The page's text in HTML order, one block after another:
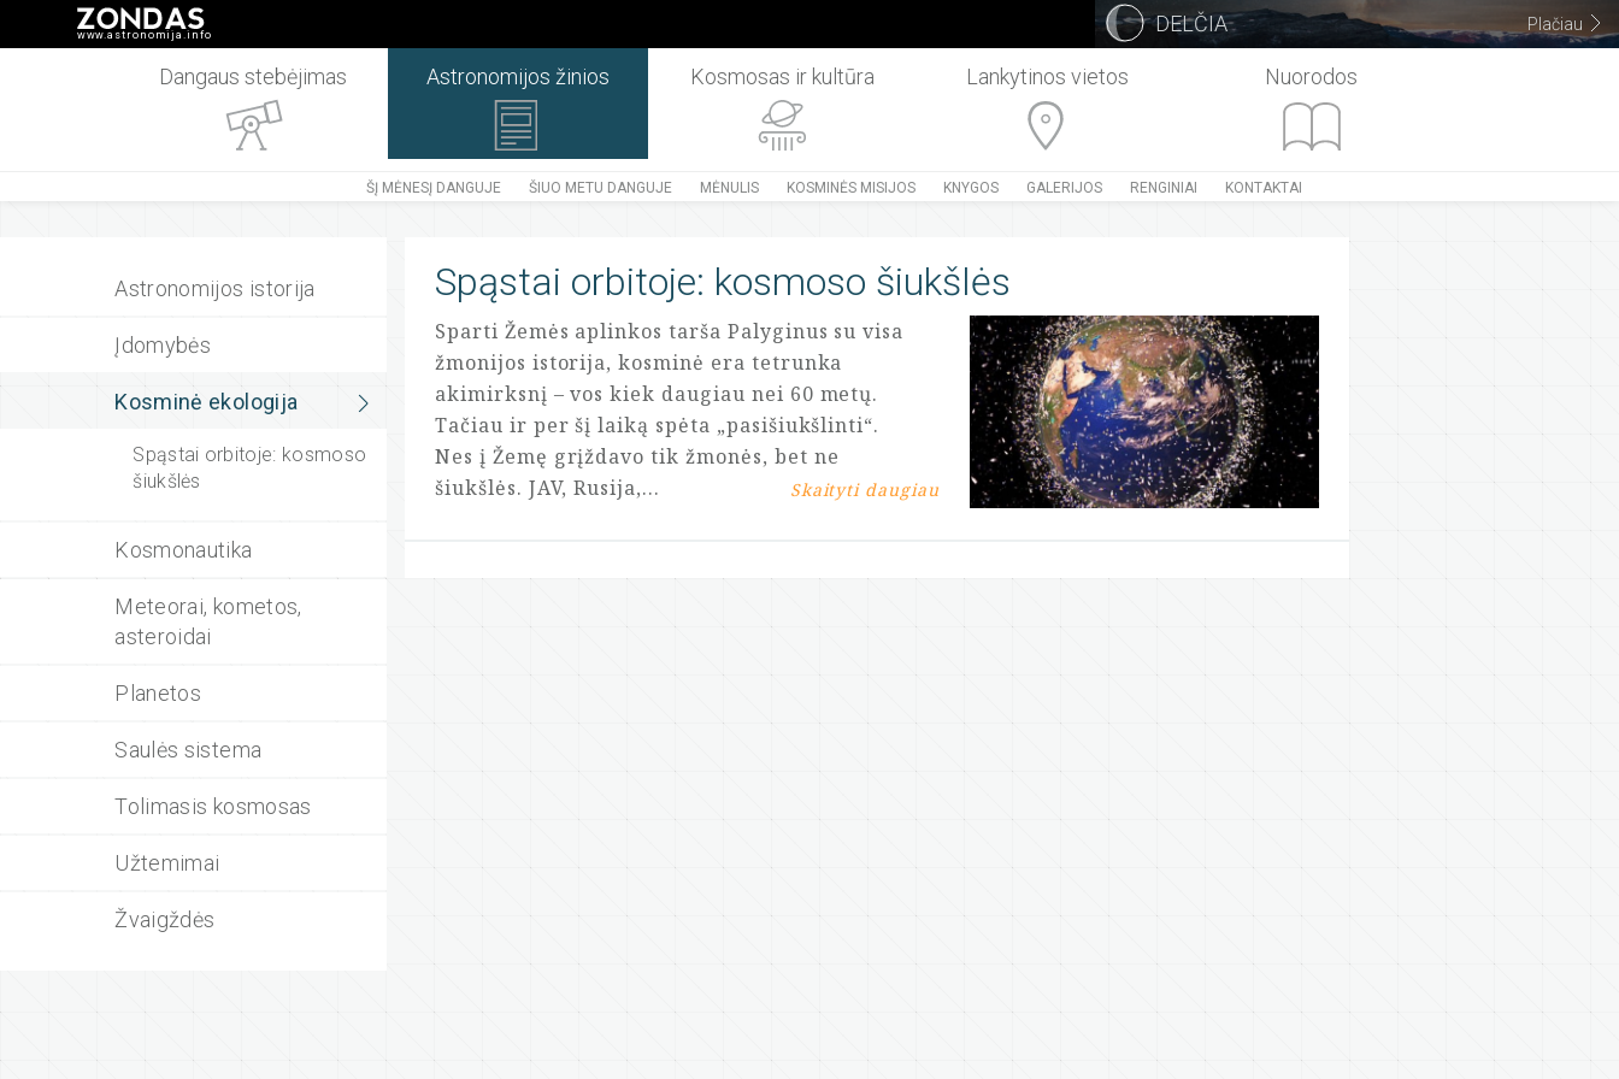
www.astronomija.info DELČIA Plačiau
Dangaus stebėjimas Astronomijos žinios Kosmosas ir kultūra Lankytinos vietos Nuorodos
ŠĮ MĖNESĮ DANGUJE ŠIUO METU DANGUJE MĖNULIS KOSMINĖS MISIJOS KNYGOS GALERIJOS RENGINIAI KONTAKTAI
Astronomijos istorija
Įdomybės
Kosminė ekologija
Spąstai orbitoje: kosmoso
šiukšlės
Kosmonautika
Meteorai, kometos,
asteroidai
Planetos
Saulės sistema
Tolimasis kosmosas
Užtemimai
Žvaigždės
Spąstai orbitoje: kosmoso šiukšlės
Sparti Žemės aplinkos tarša Palyginus su visa
žmonijos istorija, kosminė era tetrunka
akimirksnį – vos kiek daugiau nei 60 metų.
Tačiau ir per šį laiką spėta „pasišiukšlinti“.
Nes į Žemę grįždavo tik žmonės, bet ne
šiukšlės. JAV, Rusija,…
Skaityti daugiau